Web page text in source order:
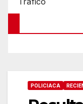
POLICIACA